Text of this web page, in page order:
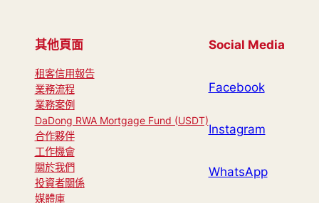
其他頁面
租客信用報告
業務流程
業務案例
DaDong RWA Mortgage Fund (USDT)
合作夥伴
工作機會
關於我們
投資者關係
媒體庫
Social Media
Facebook
Instagram
WhatsApp